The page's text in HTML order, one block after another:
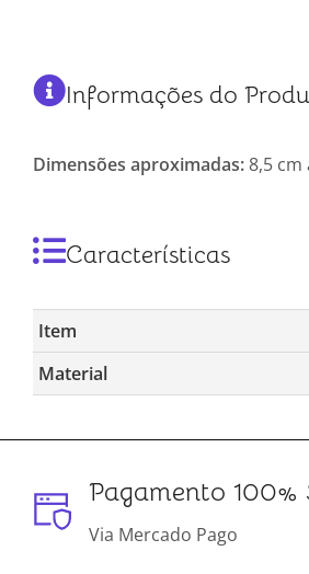
Informações do
Dimensões aproximadas:8,5
Características
Item
Material
Pagamento 100%
Via Mercado Pago